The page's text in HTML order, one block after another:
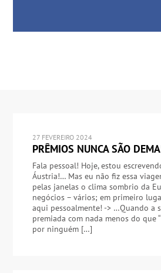
27 FEVEREIRO 2024
PRÊMIOS NUNCA SÃO
Fala pessoal! Hoje, estou
Áustria!… Mas eu não fiz essa
pelas janelas o clima sombrio da
negócios – vários; em primeiro
aqui pessoalmente! -> …Quando a
premiada com nada menos do que
por ninguém […]